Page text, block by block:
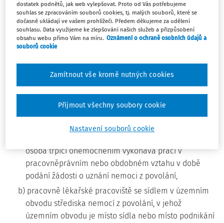
§ 2
Posuzování nemocí z povolání
(1) Pracovně lékařské pracoviště posuzuje onemocnění, u
něhož vzniklo podezření, že se jedná o nemoc z povolání
(dále jen "onemocnění"), z podnětu ošetřujícího lékaře
nebo fyzické osoby (dále jen "osoba") trpící onemocněním.
Posouzení onemocnění provádí
obvodu střediska nemocí z povolání, v jehož
osoba trpící onemocněním vykonává práci v
pracovněprávním nebo obdobném vztahu v době
podání žádosti o uznání nemoci z povolání,
b) pracovně lékařské pracoviště se sídlem v územním
obvodu střediska nemocí z povolání, v jehož
územním obvodu je místo sídla nebo místo podnikání
dostatek podnětů, jak web vylepšovat. Proto od Vás potřebujeme
souhlas se zpracováním souborů cookies, tj. malých souborů, které se
dočasně ukládají ve vašem prohlížeči. Předem děkujeme za udělení
souhlasu. Data využijeme ke zlepšování našich služeb a přizpůsobení
obsahu webu přímo Vám na míru. Oznámení o ochraně osobních údajů a
souborů cookie
Nastavení souborů cookie
Zamítnout vše kromě nutných cookies
Přijmout všechny soubory cookie